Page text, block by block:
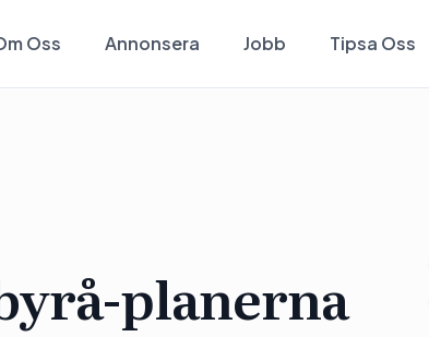
Oss Annonsera Jobb Tipsa Oss
planerna